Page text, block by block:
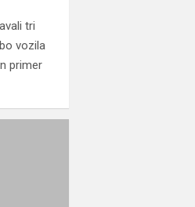
tri
vozila
primer